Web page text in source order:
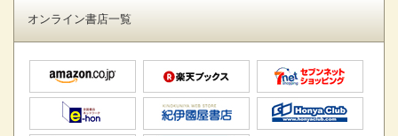
オンライン書店一覧